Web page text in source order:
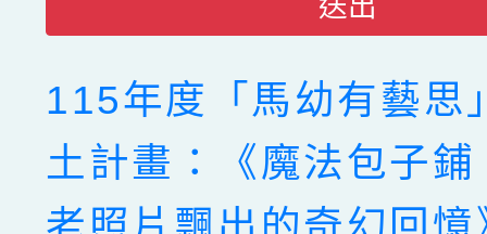
送出
115年度「馬幼有藝思
土計畫：《魔法包子